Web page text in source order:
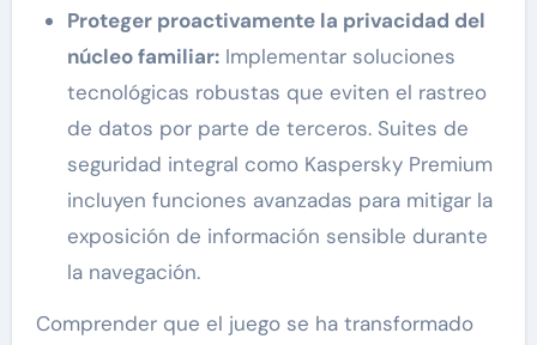
Proteger proactivamente la privacidad del
núcleo familiar:Implementar soluciones
tecnológicas robustas que eviten el rastreo
de datos por parte de terceros. Suites de
seguridad integral como Kaspersky Premium
incluyen funciones avanzadas para mitigar la
exposición de información sensible durante
la navegación.
Comprender que el juego se ha transformado